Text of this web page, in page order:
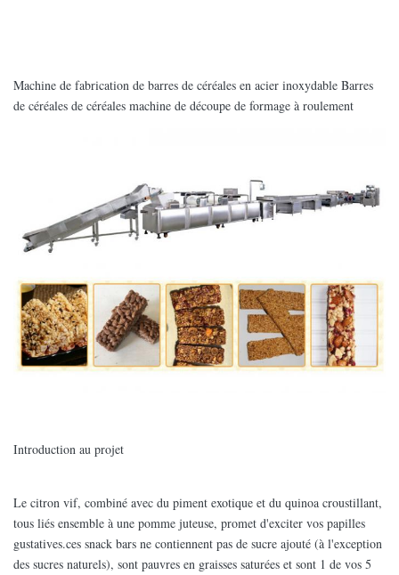
Machine de fabrication de barres de céréales en acier inoxydable Barres
de céréales de céréales machine de découpe de formage à roulement
Introduction au projet
Le citron vif, combiné avec du piment exotique et du quinoa croustillant,
tous liés ensemble à une pomme juteuse, promet d'exciter vos papilles
gustatives.ces snack bars ne contiennent pas de sucre ajouté (à l'exception
des sucres naturels), sont pauvres en graisses saturées et sont 1 de vos 5